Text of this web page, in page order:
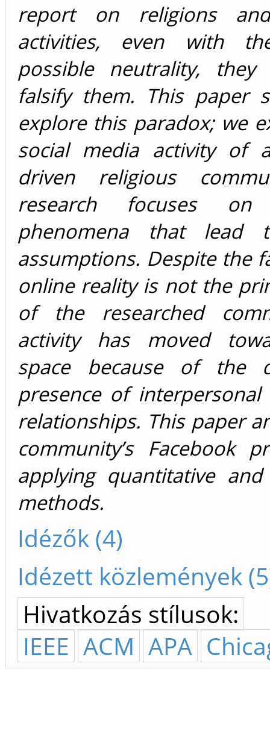
report on religions
activities, even with
possible neutrality, they
falsify them. This paper
explore this paradox; we
social media activity of
driven religious
research focuses on
phenomena that lead
assumptions. Despite the
online reality is not the
of the researched
activity has moved
space because of the
presence of
relationships. This paper
community’s Facebook
applying quantitative
methods.
Idézők (4)
Idézett közlemények
Hivatkozás stílusok:
IEEE ACM APA